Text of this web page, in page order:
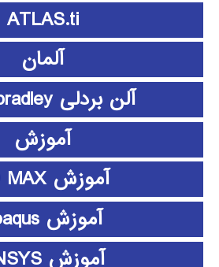
ATLAS.ti
آلمان
آلن بردلی Allen bradley
آموزش
آموزش 3D MAX
آموزش abaqus
آموزش ANSYS